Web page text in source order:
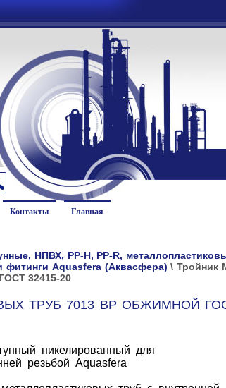
Контакты Главная
НПВХ, PP-H, PP-R,
Aquasfera (Аквасфера) \Тройник
32415-20
ТРУБ 7013 ВР ОБЖИМНОЙ
никелированный для
резьбой Aquasfera